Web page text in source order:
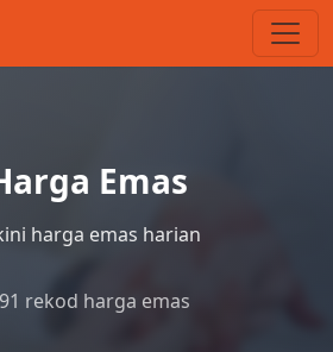
Emas
harga emas harian
rekod harga emas